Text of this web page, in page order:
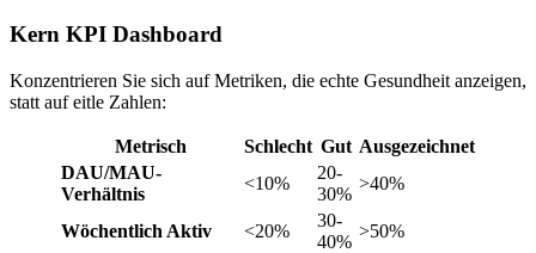
Kern KPI Dashboard
Konzentrieren Sie sich auf Metriken, die echte Gesundheit anzeigen,
statt auf eitle Zahlen:
Metrisch Schlecht Gut Ausgezeichnet
DAU/MAU-
Verhältnis
<10%
20-
30%
>40%
Wöchentlich Aktiv <20%
30-
40%
>50%